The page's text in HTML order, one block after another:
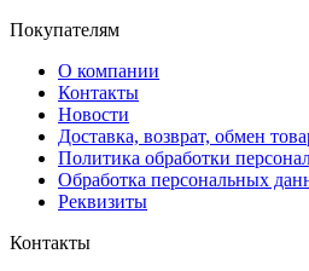
Покупателям
О компании
Контакты
Новости
Доставка, возврат, обмен
Политика обработки
Обработка персональных
Реквизиты
Контакты